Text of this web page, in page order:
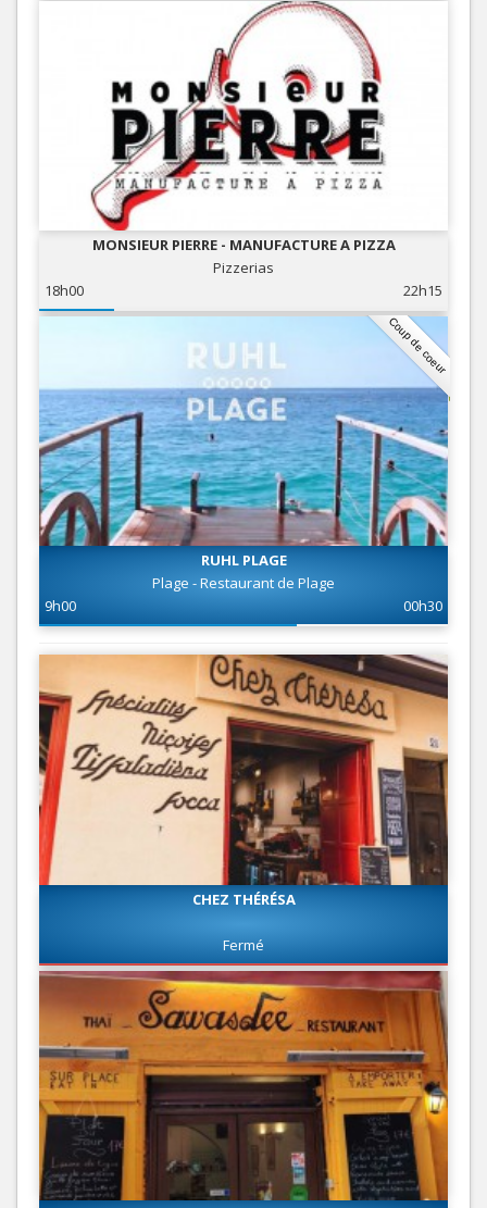
MONSIEUR PIERRE - MANUFACTURE A PIZZA
Pizzerias
18h00
22h15
Coup de coeur
RUHL PLAGE
Plage - Restaurant de Plage
9h00
00h30
CHEZ THÉRÉSA
Fermé